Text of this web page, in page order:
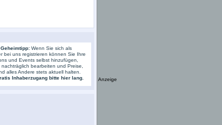
Wenn Sie sich als
bei uns registrieren können Sie Ihre
und Events selbst hinzufügen,
nachträglich bearbeiten und Preise,
alles Andere stets aktuell halten.
Inhaberzugang bitte hier lang.
Anzeige